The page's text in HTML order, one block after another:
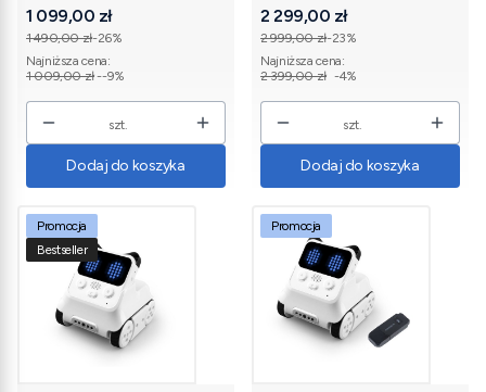
Cena promocyjna
1 099,00 zł
1 490,00 zł-26%
Najniższa cena:
1 009,00 zł--9%
szt.
Dodaj do koszyka
Cena promocyjna
2 299,00 zł
2 999,00 zł-23%
Najniższa cena:
2 399,00 zł -4%
szt.
Dodaj do koszyka
Promocja
Bestseller
Promocja